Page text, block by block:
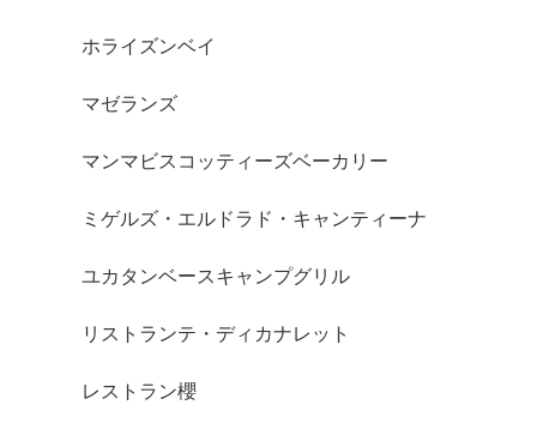
ホライズンベイ
マゼランズ
マンマビスコッティーズベーカリー
ミゲルズ・エルドラド・キャンティーナ
ユカタンベースキャンプグリル
リストランテ・ディカナレット
レストラン櫻